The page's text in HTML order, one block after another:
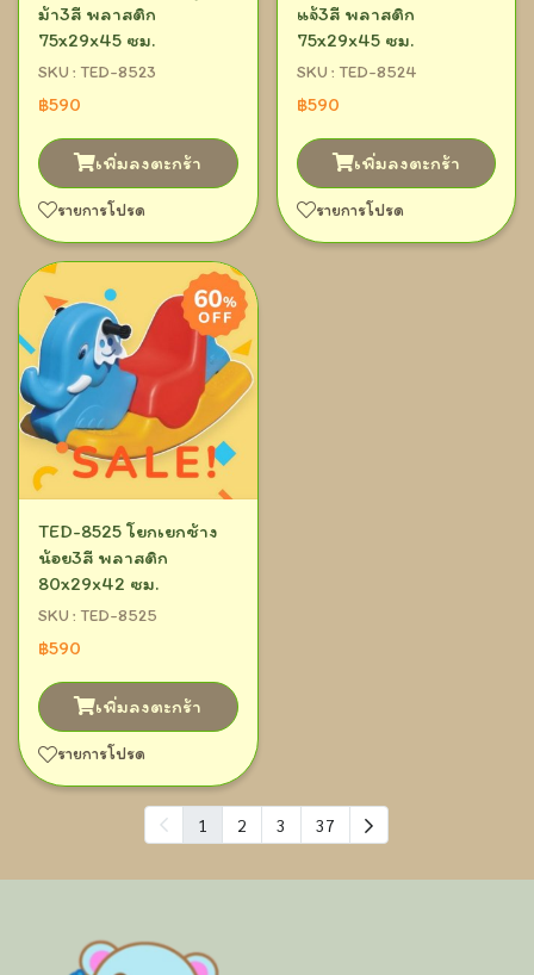
ม้า3สี พลาสติก
75x29x45 ซม.
SKU : TED-8523
฿590
เพิ่มลงตะกร้า
รายการโปรด
แจ้3สี พลาสติก
75x29x45 ซม.
SKU : TED-8524
฿590
เพิ่มลงตะกร้า
รายการโปรด
TED-8525 โยกเยกช้าง
น้อย3สี พลาสติก
80x29x42 ซม.
SKU : TED-8525
฿590
เพิ่มลงตะกร้า
รายการโปรด
1 2 3 37